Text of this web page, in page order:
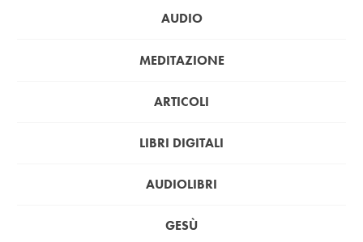
AUDIO
MEDITAZIONE
ARTICOLI
LIBRI DIGITALI
AUDIOLIBRI
GESÙ